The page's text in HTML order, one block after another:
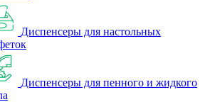
Диспенсеры для настольных
Диспенсеры для пенного и жидкого